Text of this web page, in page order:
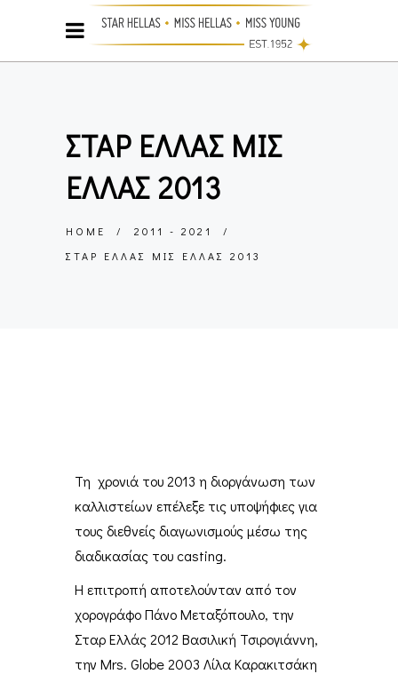
ΣΤΑΡ ΕΛΛΆΣ ΜΙΣ
ΕΛΛΆΣ 2013
HOME / 2011 - 2021
/
ΣΤΑΡ ΕΛΛΆΣ ΜΙΣ ΕΛΛΆΣ 2013
Τη χρονιά του 2013 η διοργάνωση των
καλλιστείων επέλεξε τις υποψήφιες για
τους διεθνείς διαγωνισμούς μέσω της
διαδικασίας του casting.
Η επιτροπή αποτελούνταν από τον
χορογράφο Πάνο Μεταξόπουλο, την
Σταρ Ελλάς 2012 Βασιλική Τσιρογιάννη,
την Mrs. Globe 2003 Λίλα Καρακιτσάκη